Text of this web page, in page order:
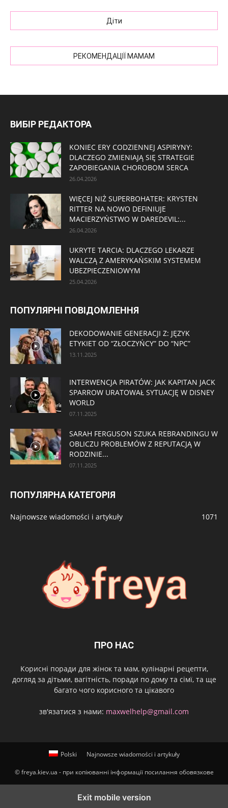
Діти
РЕКОМЕНДАЦІЇ МАМАМ
ВИБІР РЕДАКТОРА
KONIEC ERY CODZIENNEJ ASPIRYNY:
DLACZEGO ZMIENIAJĄ SIĘ STRATEGIE
ZAPOBIEGANIA CHOROBOM SERCA
26.04.2026
WIĘCEJ NIŻ SUPERBOHATER: KRYSTEN
RITTER NA NOWO DEFINIUJE
MACIERZYŃSTWO W DAREDEVIL:...
26.04.2026
UKRYTE TARCIA: DLACZEGO LEKARZE
WALCZĄ Z AMERYKAŃSKIM SYSTEMEM
UBEZPIECZENIOWYM
25.04.2026
ПОПУЛЯРНІ ПОВІДОМЛЕННЯ
DEKODOWANIE GENERACJI Z: JĘZYK
ETYKIET OD “ZŁOCZYŃCY” DO “NPC”
13.11.2025
INTERWENCJA PIRATÓW: JAK KAPITAN JACK
SPARROW URATOWAŁ SYTUACJĘ W DISNEY
WORLD
07.11.2025
SARAH FERGUSON SZUKA REBRANDINGU W
OBLICZU PROBLEMÓW Z REPUTACJĄ W
RODZINIE...
07.11.2025
ПОПУЛЯРНА КАТЕГОРІЯ
Najnowsze wiadomości i artykuły 1071
ПРО НАС
Корисні поради для жінок та мам, кулінарні рецепти,
догляд за дітьми, вагітність, поради по дому та сімї, та ще
багато чого корисного та цікавого
зв'язатися з нами: maxwelhelp@gmail.com
Polski Najnowsze wiadomości i artykuły
© freya.kiev.ua - при копіюванні інформації посилання обовязкове
Exit mobile version